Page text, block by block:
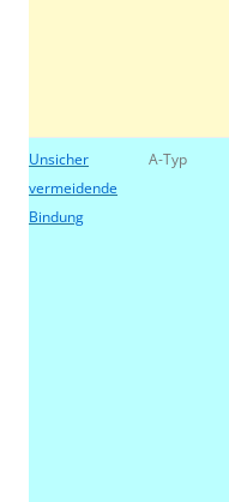
Unsicher
vermeidende
Bindung
A-Typ